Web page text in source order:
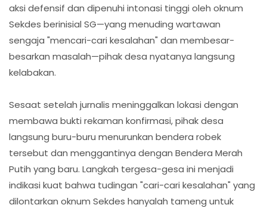
aksi defensif dan dipenuhi intonasi tinggi oleh oknum
Sekdes berinisial SG—yang menuding wartawan
sengaja "mencari-cari kesalahan" dan membesar-
besarkan masalah—pihak desa nyatanya langsung
kelabakan.
​Sesaat setelah jurnalis meninggalkan lokasi dengan
membawa bukti rekaman konfirmasi, pihak desa
langsung buru-buru menurunkan bendera robek
tersebut dan menggantinya dengan Bendera Merah
Putih yang baru. Langkah tergesa-gesa ini menjadi
indikasi kuat bahwa tudingan "cari-cari kesalahan" yang
dilontarkan oknum Sekdes hanyalah tameng untuk